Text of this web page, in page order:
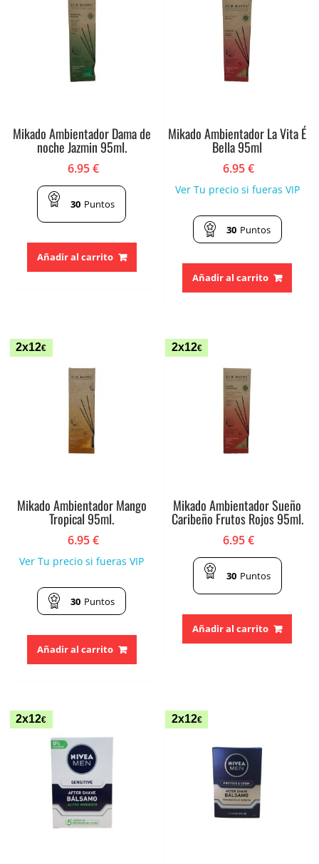
Mikado Ambientador Dama de
noche Jazmin 95ml.
6.95€
30 Puntos
Añadir al carrito
Mikado Ambientador La Vita É
Bella 95ml
6.95€
Ver Tu precio si fueras VIP
30 Puntos
Añadir al carrito
2x12€
Mikado Ambientador Mango
Tropical 95ml.
6.95€
Ver Tu precio si fueras VIP
30 Puntos
Añadir al carrito
2x12€
Mikado Ambientador Sueño
Caribeño Frutos Rojos 95ml.
6.95€
30 Puntos
Añadir al carrito
2x12€ 2x12€